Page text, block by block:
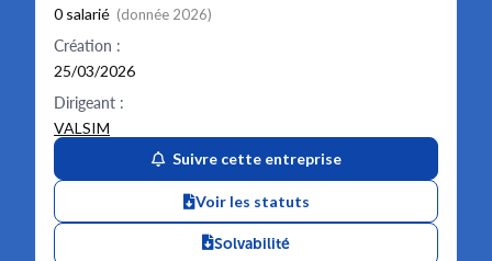
0 salarié (donnée 2026)
Création :
25/03/2026
Dirigeant :
VALSIM
Suivre cette entreprise
Voir les statuts
Solvabilité